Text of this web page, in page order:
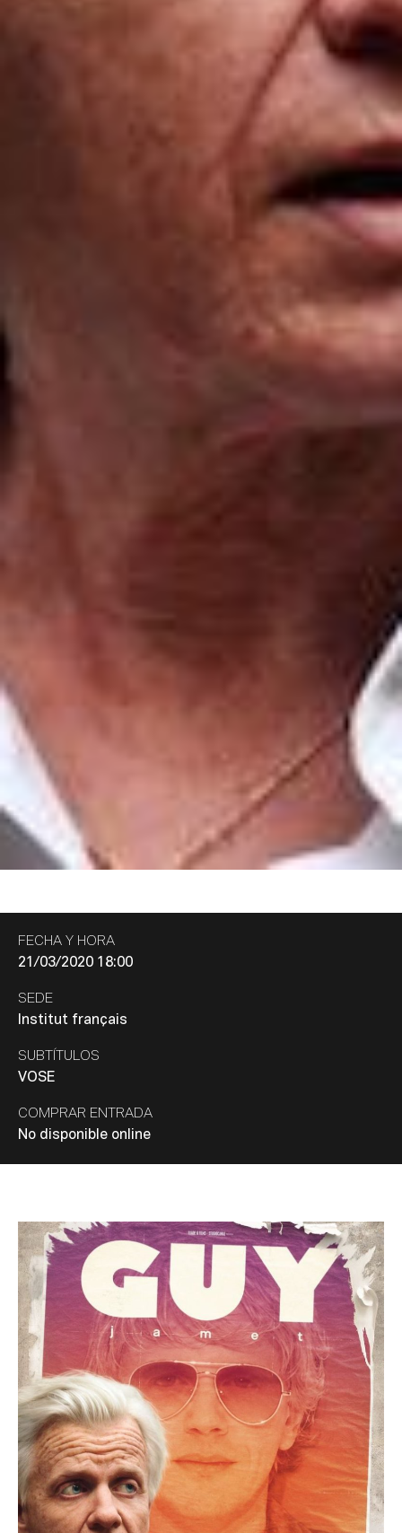
FECHA Y HORA
21/03/2020 18:00
SEDE
Institut français
SUBTÍTULOS
VOSE
COMPRAR ENTRADA
No disponible online